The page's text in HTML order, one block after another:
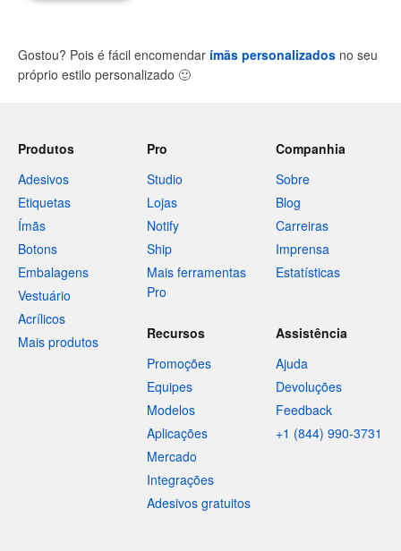
Gostou? Pois é fácil encomendar ímãs personalizados no seu
próprio estilo personalizado 🙂
Produtos
Adesivos
Etiquetas
Ímãs
Botons
Embalagens
Vestuário
Acrílicos
Mais produtos
Pro
Studio
Lojas
Notify
Ship
Mais ferramentas
Pro
Companhia
Sobre
Blog
Carreiras
Imprensa
Estatísticas
Recursos
Promoções
Equipes
Modelos
Aplicações
Mercado
Integrações
Adesivos gratuitos
Assistência
Ajuda
Devoluções
Feedback
+1 (844) 990-3731